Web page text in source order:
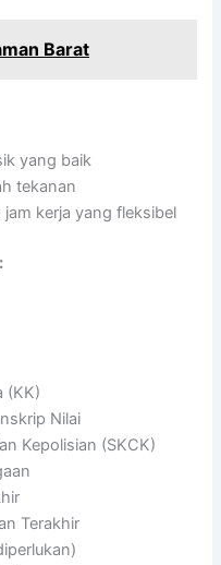
Barat
yang baik
tekanan
kerja yang fleksibel
(KK)
Nilai
Kepolisian (SKCK)
Terakhir